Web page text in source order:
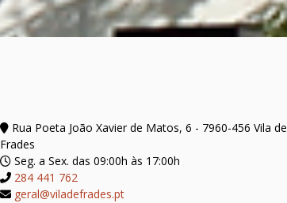
Rua Poeta João Xavier de Matos, 6 - 7960-456 Vila de
Frades
Seg. a Sex. das 09:00h às 17:00h
284 441 762
geral@viladefrades.pt